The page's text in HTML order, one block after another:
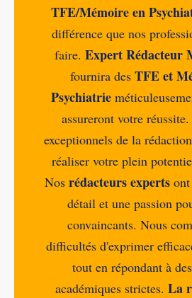
TFE/Mémoire en
différence que nos
faire. Expert Rédacteur
fournira des TFE et
Psychiatrie
assureront votre
exceptionnels de la
réaliser votre plein
Nos rédacteurs expertsont
détail et une passion
convaincants. Nous
difficultés d'exprimer
tout en répondant à
académiques strictes. La